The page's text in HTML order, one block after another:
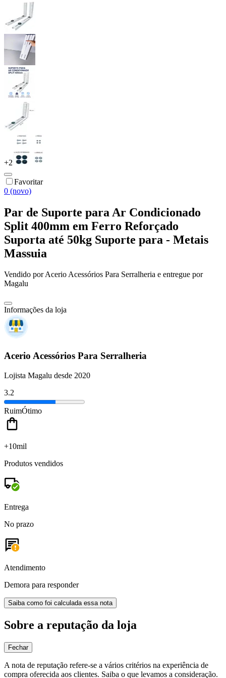
+2
Favoritar
0 (novo)
Par de Suporte para Ar Condicionado
Split 400mm em Ferro Reforçado
Suporta até 50kg Suporte para - Metais
Massuia
Vendido porAcerio Acessórios Para Serralheria e entregue por
Magalu
Informações da loja
Acerio Acessórios Para Serralheria
Lojista Magalu desde 2020
3.2
RuimÓtimo
+10mil
Produtos vendidos
Entrega
No prazo
Atendimento
Demora para responder
Saiba como foi calculada essa nota
Sobre a reputação da loja
Fechar
A nota de reputação refere-se a vários critérios na experiência de
compra oferecida aos clientes. Saiba o que levamos a consideração.